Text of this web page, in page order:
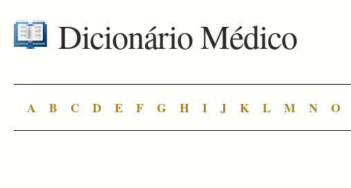
Dicionário Médico
A B C D E F G H I J K L M N O